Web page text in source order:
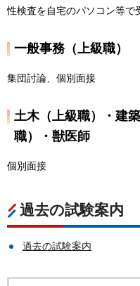
性検査を自宅のパソコン等で
一般事務（上級職）
集団討論、個別面接
土木（上級職）・建
職）・獣医師
個別面接
過去の試験案内
過去の試験案内